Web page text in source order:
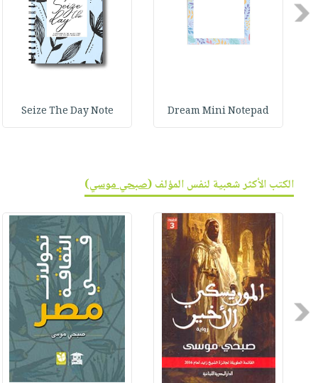
فيديوهات
وفرات
تواصل
معنا
عربة
Previous
Dream Mini Notepad
Seize The Day Note
الكتب الأكثر شعبية لنفس المؤلف (صبحي موسي)
Previous